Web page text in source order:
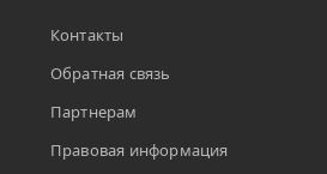
Контакты
Обратная связь
Партнерам
Правовая информация